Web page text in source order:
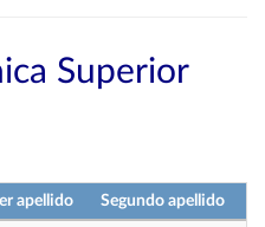
Superior
apellido Segundo apellido